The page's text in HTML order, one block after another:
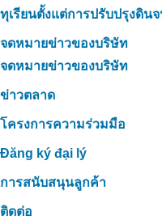
ทุเรียนตั้งแต่การปรับปรุงดิน
จดหมายข่าวของบริษัท
จดหมายข่าวของบริษัท
ข่าวตลาด
โครงการความร่วมมือ
Đăng ký đại lý
การสนับสนุนลูกค้า
ติดต่อ